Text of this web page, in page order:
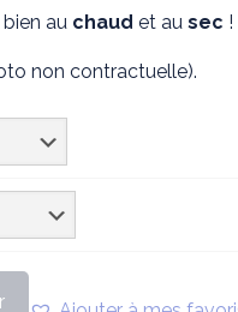
au chaud et au sec !
non contractuelle).